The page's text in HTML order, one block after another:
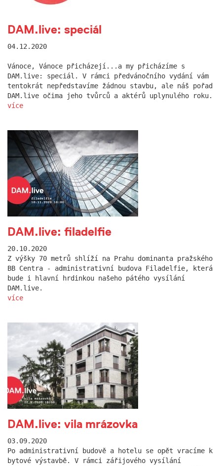
DAM.live: speciál
04.12.2020
Vánoce, Vánoce přicházejí...a my přicházíme s
DAM.live: speciál. V rámci předvánočního vydání vám
tentokrát nepředstavíme žádnou stavbu, ale náš pořad
DAM.live očima jeho tvůrců a aktérů uplynulého roku.
více
DAM.live: filadelfie
20.10.2020
Z výšky 70 metrů shlíží na Prahu dominanta pražského
BB Centra - administrativní budova Filadelfie, která
bude i hlavní hrdinkou našeho pátého vysílání
DAM.live.
více
DAM.live: vila mrázovka
03.09.2020
Po administrativní budově a hotelu se opět vracíme k
bytové výstavbě. V rámci zářijového vysílání